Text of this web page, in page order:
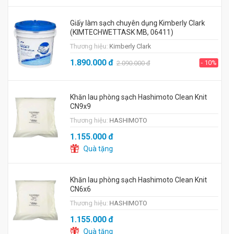
Giấy làm sạch chuyên dụng Kimberly Clark
(KIMTECHWETTASK MB, 06411)
Thương hiệu: Kimberly Clark
1.890.000đ 2.090.000đ - 10%
Khăn lau phòng sạch Hashimoto Clean Knit
CN9x9
Thương hiệu: HASHIMOTO
1.155.000đ
Quà tặng
Khăn lau phòng sạch Hashimoto Clean Knit
CN6x6
Thương hiệu: HASHIMOTO
1.155.000đ
Quà tặng